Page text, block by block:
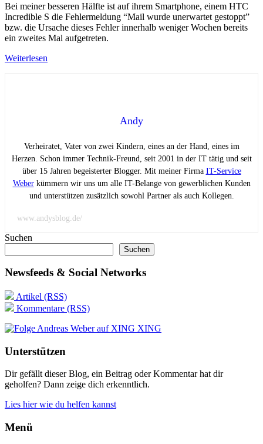
Bei meiner besseren Hälfte ist auf ihrem Smartphone, einem HTC
Incredible S die Fehlermeldung “Mail wurde unerwartet gestoppt”
bzw. die Ursache dieses Fehler innerhalb weniger Wochen bereits
ein zweites Mal aufgetreten.
Weiterlesen
Andy
Verheiratet, Vater von zwei Kindern, eines an der Hand, eines im
Herzen. Schon immer Technik-Freund, seit 2001 in der IT tätig und seit
über 15 Jahren begeisterter Blogger. Mit meiner Firma IT-Service
Weberkümmern wir uns um alle IT-Belange von gewerblichen Kunden
und unterstützen zusätzlich sowohl Partner als auch Kollegen.
www.andysblog.de/
Suchen
Suchen
Newsfeeds & Social Networks
Artikel (RSS)
Kommentare (RSS)
XING
Unterstützen
Dir gefällt dieser Blog, ein Beitrag oder Kommentar hat dir
geholfen? Dann zeige dich erkenntlich.
Lies hier wie du helfen kannst
Menü